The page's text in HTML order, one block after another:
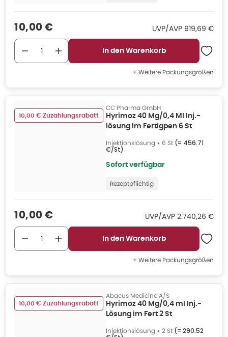
Verkaufspreis
10,00 € UVP/AVP UVP/AVP
919,69 €
In den Warenkorb
+ Weitere Packungsgrößen
10,00 € Zuzahlungsrabatt
CC Pharma GmbH
Hyrimoz 40 Mg/0,4 Ml Inj.-
lösung Im Fertigpen 6 St
Injektionslösung • 6 St (= 456.71
€/St)
Sofort verfügbar
Rezeptpflichtig
Verkaufspreis
10,00 € UVP/AVP UVP/AVP
2.740,26 €
In den Warenkorb
+ Weitere Packungsgrößen
10,00 € Zuzahlungsrabatt
Abacus Medicine A/S
Hyrimoz 40 Mg/0,4 ml Inj.-
Lösung im Fert 2 St
Injektionslösung • 2 St (= 290.52